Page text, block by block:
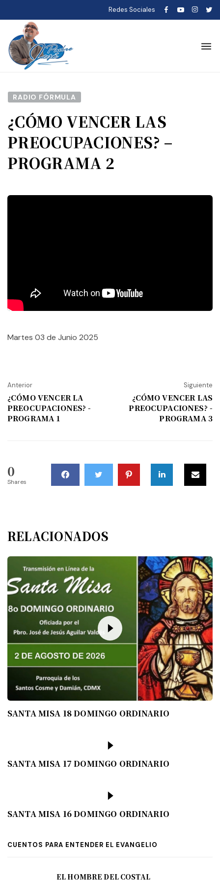
Redes Sociales
RADIO FÓRMULA
¿CÓMO VENCER LAS
PREOCUPACIONES? –
PROGRAMA 2
Martes 03 de Junio 2025
Anterior
¿CÓMO VENCER LA
PREOCUPACIONES? -
PROGRAMA 1
Siguiente
¿CÓMO VENCER LAS
PREOCUPACIONES? -
PROGRAMA 3
0
Shares
RELACIONADOS
SANTA MISA 18 DOMINGO ORDINARIO
SANTA MISA 17 DOMINGO ORDINARIO
SANTA MISA 16 DOMINGO ORDINARIO
CUENTOS PARA ENTENDER EL EVANGELIO
EL HOMBRE DEL COSTAL